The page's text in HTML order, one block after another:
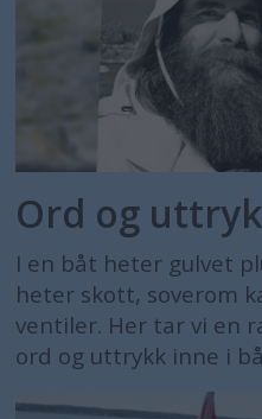
Ord og
I en båt heter gulvet
heter skott, soverom
ventiler. Her tar vi en
ord og uttrykk inne i